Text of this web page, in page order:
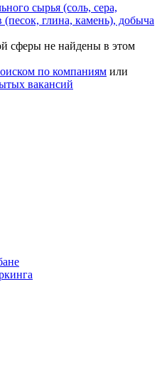
сырья (соль, сера,
(песок, глина, камень), добыча
сферы не найдены в этом
по компаниям или
вакансий